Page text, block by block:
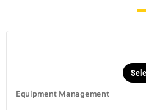
Equipment Management